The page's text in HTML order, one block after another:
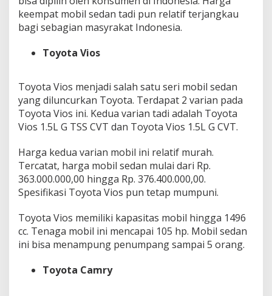
keempat mobil sedan tadi pun relatif terjangkau
bagi sebagian masyrakat Indonesia.
Toyota Vios
Toyota Vios menjadi salah satu seri mobil sedan
yang diluncurkan Toyota. Terdapat 2 varian pada
Toyota Vios ini. Kedua varian tadi adalah Toyota
Vios 1.5L G TSS CVT dan Toyota Vios 1.5L G CVT.
Harga kedua varian mobil ini relatif murah.
Tercatat, harga mobil sedan mulai dari Rp.
363.000.000,00 hingga Rp. 376.400.000,00.
Spesifikasi Toyota Vios pun tetap mumpuni.
Toyota Vios memiliki kapasitas mobil hingga 1496
cc. Tenaga mobil ini mencapai 105 hp. Mobil sedan
ini bisa menampung penumpang sampai 5 orang.
Toyota Camry